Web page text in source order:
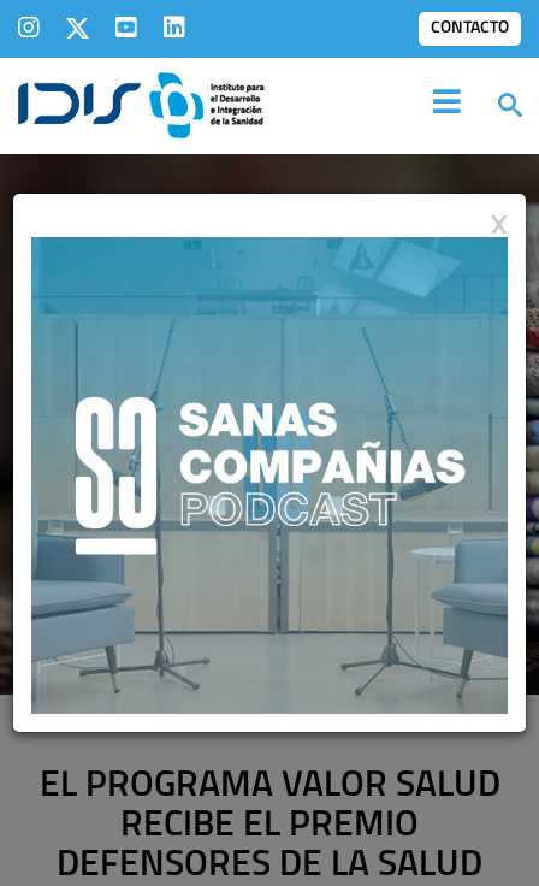
CONTACTO
IDIS EN LOSMEDIOS
EL PROGRAMA VALOR SALUD
RECIBE EL PREMIO
DEFENSORES DE LA SALUD
X